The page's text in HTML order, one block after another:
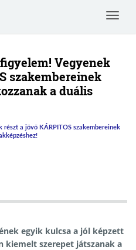
Toggle
Vegyenek
szakembereinek
a duális
a jövő KÁRPITOS szakembereinek
egyik kulcsa a jól képzett
kiemelt szerepet játszanak a